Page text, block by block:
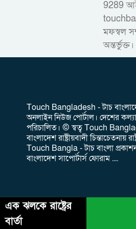
9289
মফস্বল
‎Touch Bangladesh - টাচ
অনলাইন নিউজ পোর্টাল। দেশের
পরিচালিত। ‎© স্বত্ব Touch
বাংলাদেশ রাষ্ট্রীয়বাদী চিন্তাচেতনায়
Touch Bangla - টাচ বাংলা
বাংলাদেশ সাপোর্টার্স ফোরাম ....
এক ঝলকে রাষ্ট্রের
বার্তা